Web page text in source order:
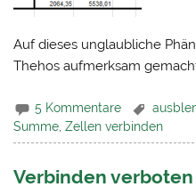
Auf dieses unglaubliche
Thehos aufmerksam
5 Kommentare
Summe,Zellen verbinden
Verbinden verboten